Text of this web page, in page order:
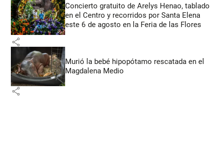
Concierto gratuito de Arelys Henao, tablado
en el Centro y recorridos por Santa Elena
este 6 de agosto en la Feria de las Flores
share
Murió la bebé hipopótamo rescatada en el
Magdalena Medio
share